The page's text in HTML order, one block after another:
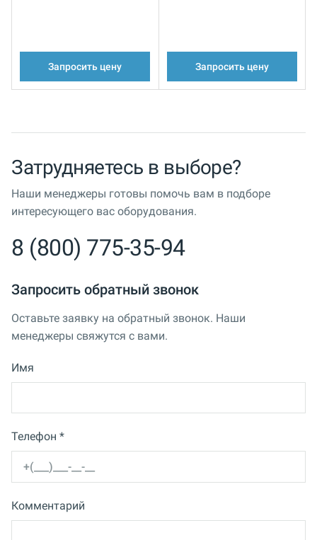
Запросить цену Запросить цену
Затрудняетесь в выборе?
Наши менеджеры готовы помочь вам в подборе
интересующего вас оборудования.
8 (800) 775-35-94
Запросить обратный звонок
Оставьте заявку на обратный звонок. Наши
менеджеры свяжутся с вами.
Имя
Телефон *
Комментарий